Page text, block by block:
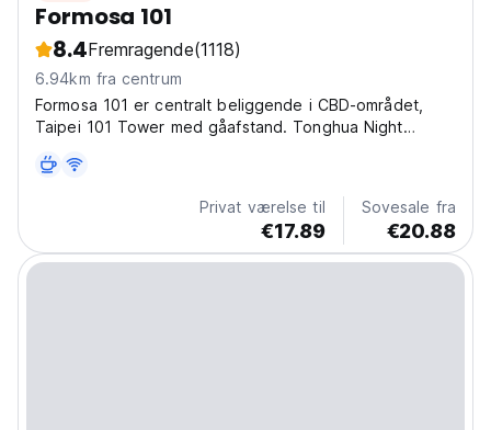
Formosa 101
8.4Fremragende(1118)
6.94km fra centrum
Formosa 101 er centralt beliggende i CBD-området,
Taipei 101 Tower med gåafstand. Tonghua Night
transport.
Privat værelse til
€17.89
Sovesale fra
€20.88